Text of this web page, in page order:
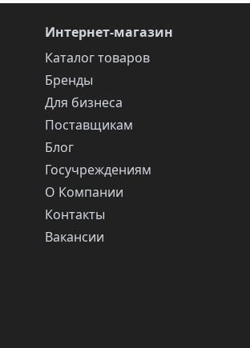
Интернет-магазин
Каталог товаров
Бренды
Для бизнеса
Поставщикам
Блог
Госучреждениям
О Компании
Контакты
Вакансии